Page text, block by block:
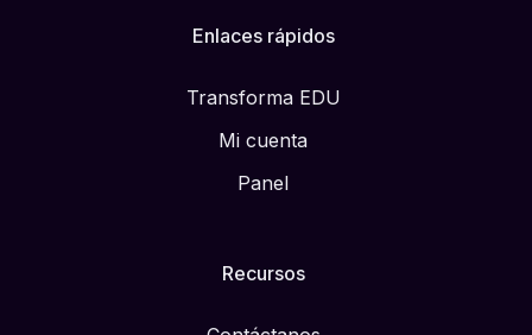
Enlaces rápidos
Transforma EDU
Mi cuenta
Panel
Recursos